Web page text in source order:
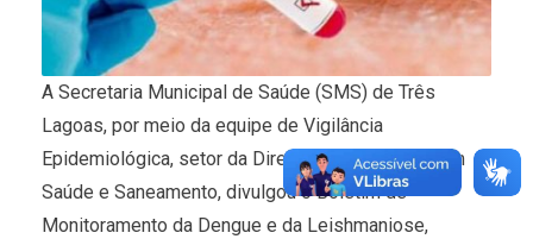
A Secretaria Municipal de Saúde (SMS) de Três
Lagoas, por meio da equipe de Vigilância
Epidemiológica, setor da Diretoria de Vigilância em
Saúde e Saneamento, divulgou o Boletim de
Monitoramento da Dengue e da Leishmaniose,